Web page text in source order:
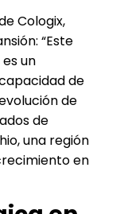
Cologix,
“Este
un
de
de
de
una región
en